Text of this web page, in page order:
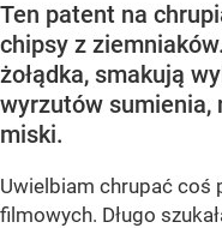
Ten patent na
chipsy z
żołądka, smakują
wyrzutów sumienia,
miski.
Uwielbiam chrupać coś
filmowych. Długo